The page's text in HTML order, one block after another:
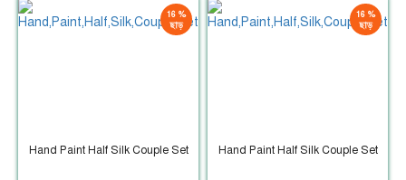
16 %
ছাড়
Hand Paint Half Silk Couple Set
16 %
ছাড়
Hand Paint Half Silk Couple Set